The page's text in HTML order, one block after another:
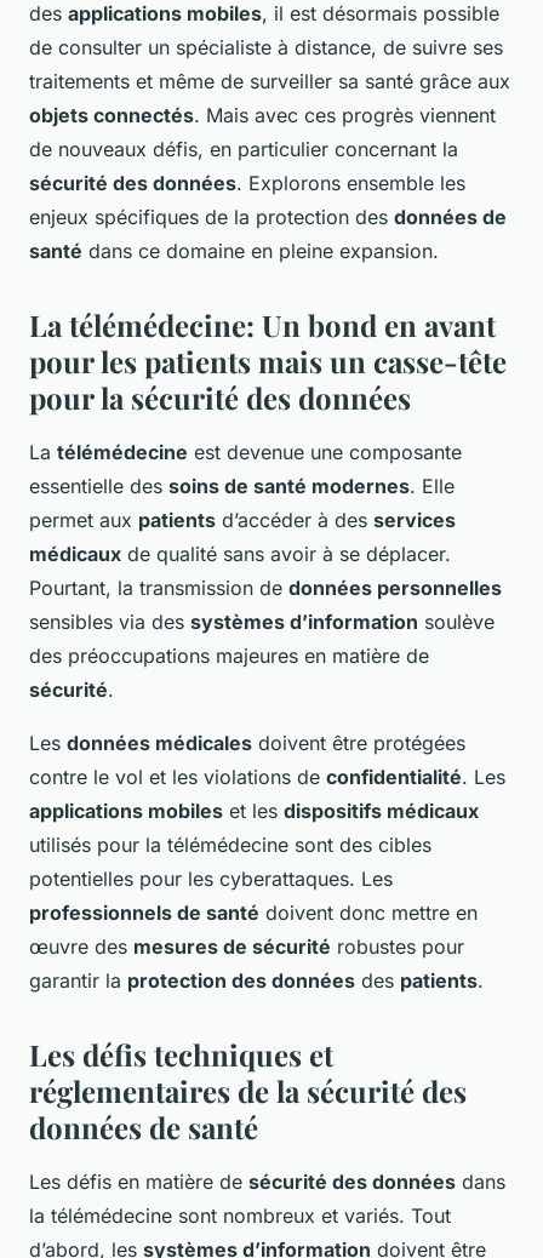
des applications mobiles, il est désormais possible
de consulter un spécialiste à distance, de suivre ses
traitements et même de surveiller sa santé grâce aux
objets connectés. Mais avec ces progrès viennent
de nouveaux défis, en particulier concernant la
sécurité des données. Explorons ensemble les
enjeux spécifiques de la protection des données de
santé dans ce domaine en pleine expansion.
La télémédecine: Un bond en avant
pour les patients mais un casse-tête
pour la sécurité des données
La télémédecine est devenue une composante
essentielle des soins de santé modernes. Elle
permet aux patients d’accéder à des services
médicaux de qualité sans avoir à se déplacer.
Pourtant, la transmission de données personnelles
sensibles via des systèmes d’information soulève
des préoccupations majeures en matière de
sécurité.
Les données médicales doivent être protégées
contre le vol et les violations de confidentialité. Les
applications mobiles et les dispositifs médicaux
utilisés pour la télémédecine sont des cibles
potentielles pour les cyberattaques. Les
professionnels de santé doivent donc mettre en
œuvre des mesures de sécurité robustes pour
garantir la protection des données des patients.
Les défis techniques et
réglementaires de la sécurité des
données de santé
Les défis en matière de sécurité des données dans
la télémédecine sont nombreux et variés. Tout
d’abord, les systèmes d’information doivent être